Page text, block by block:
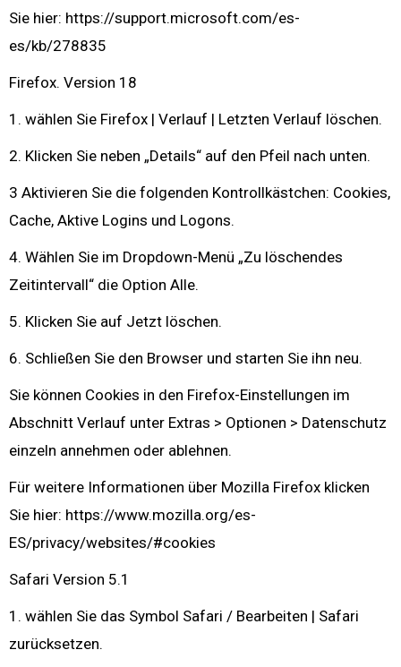
Sie hier: https://support.microsoft.com/es-
es/kb/278835
Firefox. Version 18
1. wählen Sie Firefox | Verlauf | Letzten Verlauf löschen.
2. Klicken Sie neben „Details“ auf den Pfeil nach unten.
3 Aktivieren Sie die folgenden Kontrollkästchen: Cookies,
Cache, Aktive Logins und Logons.
4. Wählen Sie im Dropdown-Menü „Zu löschendes
Zeitintervall“ die Option Alle.
5. Klicken Sie auf Jetzt löschen.
6. Schließen Sie den Browser und starten Sie ihn neu.
Sie können Cookies in den Firefox-Einstellungen im
Abschnitt Verlauf unter Extras > Optionen > Datenschutz
einzeln annehmen oder ablehnen.
Für weitere Informationen über Mozilla Firefox klicken
Sie hier: https://www.mozilla.org/es-
ES/privacy/websites/#cookies
Safari Version 5.1
1. wählen Sie das Symbol Safari / Bearbeiten | Safari
zurücksetzen.